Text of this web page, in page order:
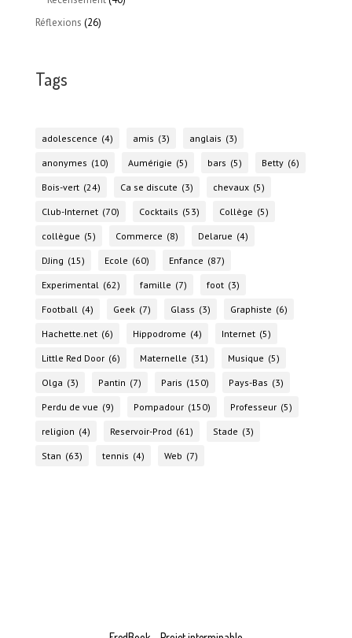
Réflexions (26)
Tags
adolescence (4) amis (3) anglais (3)
anonymes (10) Aumérigie (5) bars (5) Betty (6)
Bois-vert (24) Ca se discute (3) chevaux (5)
Club-Internet (70) Cocktails (53) Collège (5)
collègue (5) Commerce (8) Delarue (4)
DJing (15) Ecole (60) Enfance (87)
Experimental (62) famille (7) foot (3)
Football (4) Geek (7) Glass (3) Graphiste (6)
Hachette.net (6) Hippodrome (4) Internet (5)
Little Red Door (6) Maternelle (31) Musique (5)
Olga (3) Pantin (7) Paris (150) Pays-Bas (3)
Perdu de vue (9) Pompadour (150) Professeur (5)
religion (4) Reservoir-Prod (61) Stade (3)
Stan (63) tennis (4) Web (7)